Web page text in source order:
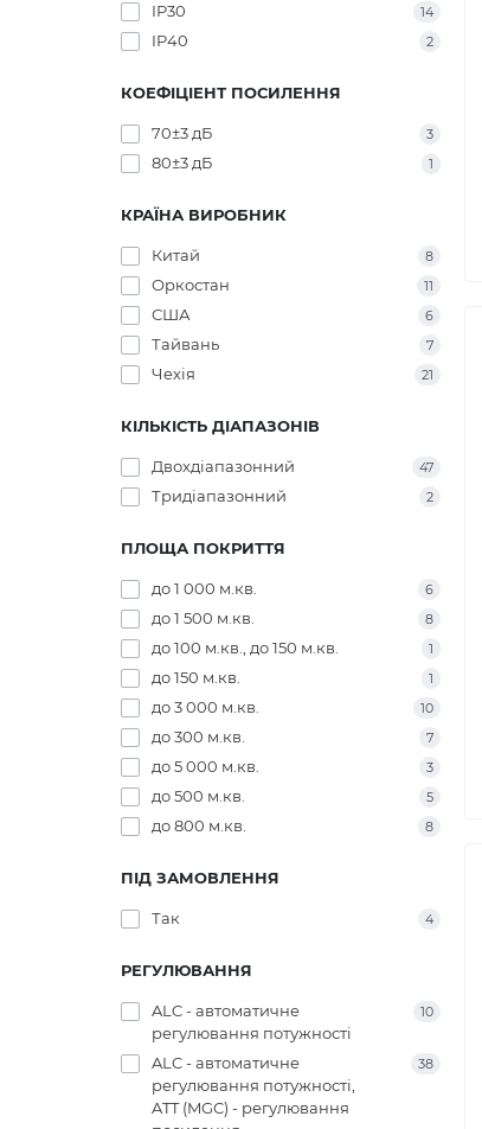
IP30 14
IP40 2
КОЕФІЦІЕНТ ПОСИЛЕННЯ
70±3 дБ 3
80±3 дБ 1
КРАЇНА ВИРОБНИК
Китай 8
Оркостан 11
США 6
Тайвань 7
Чехія 21
КІЛЬКІСТЬ ДІАПАЗОНІВ
Двохдіапазонний 47
Тридіапазонний 2
ПЛОЩА ПОКРИТТЯ
до 1 000 м.кв. 6
до 1 500 м.кв. 8
до 100 м.кв., до 150 м.кв. 1
до 150 м.кв. 1
до 3 000 м.кв. 10
до 300 м.кв. 7
до 5 000 м.кв. 3
до 500 м.кв. 5
до 800 м.кв. 8
ПІД ЗАМОВЛЕННЯ
Так 4
РЕГУЛЮВАННЯ
ALC - автоматичне
регулювання потужності
10
ALC - автоматичне
регулювання потужності,
ATT (MGC) - регулювання
38